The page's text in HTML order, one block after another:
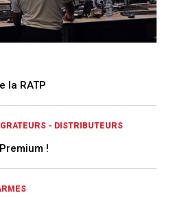
la RATP
- DISTRIBUTEURS
!